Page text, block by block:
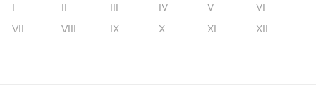
I II III IV V
VI
VII
VIII IX X XI XII